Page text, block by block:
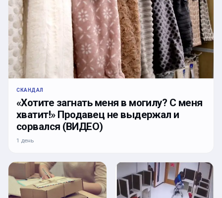
СКАНДАЛ
«Хотите загнать меня в могилу? С меня
хватит!» Продавец не выдержал и
сорвался (ВИДЕО)
1 день